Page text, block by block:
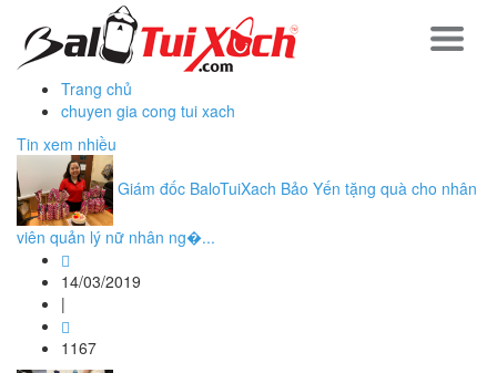
Trang chủ
chuyen gia cong tui xach
Tin xem nhiều
Giám đốc BaloTuiXach Bảo Yến tặng quà cho nhân
viên quản lý nữ nhân ng�...
14/03/2019
|
1167